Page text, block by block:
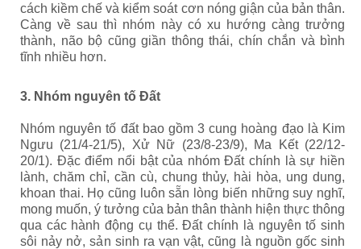
cách kiềm chế và kiểm soát cơn nóng giận của bản thân.
Càng về sau thì nhóm này có xu hướng càng trưởng
thành, não bộ cũng giần thông thái, chín chắn và bình
tĩnh nhiều hơn.
3. Nhóm nguyên tố Đất
Nhóm nguyên tố đất bao gồm 3 cung hoàng đạo là Kim
Ngưu (21/4-21/5), Xử Nữ (23/8-23/9), Ma Kết (22/12-
20/1). Đặc điểm nổi bật của nhóm Đất chính là sự hiền
lành, chăm chỉ, cần cù, chung thủy, hài hòa, ung dung,
khoan thai. Họ cũng luôn sẵn lòng biến những suy nghĩ,
mong muốn, ý tưởng của bản thân thành hiện thực thông
qua các hành động cụ thể. Đất chính là nguyên tố sinh
sôi nảy nở, sản sinh ra vạn vật, cũng là nguồn gốc sinh